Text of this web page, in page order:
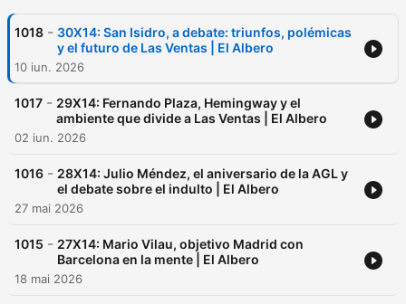
1018 - 30X14: San Isidro, a debate: triunfos, polémicas
y el futuro de Las Ventas | El Albero
10 iun. 2026
1017 - 29X14: Fernando Plaza, Hemingway y el
ambiente que divide a Las Ventas | El Albero
02 iun. 2026
1016 - 28X14: Julio Méndez, el aniversario de la AGL y
el debate sobre el indulto | El Albero
27 mai 2026
1015 - 27X14: Mario Vilau, objetivo Madrid con
Barcelona en la mente | El Albero
18 mai 2026